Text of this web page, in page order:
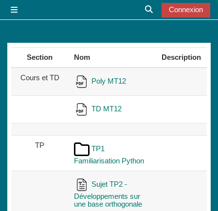
Activer/désactiver
Connexion
Section Nom Description
Cours et TD Poly MT12
TD MT12
TP
TP1
Familiarisation Python
Sujet TP2 -
Développements sur
une base orthogonale